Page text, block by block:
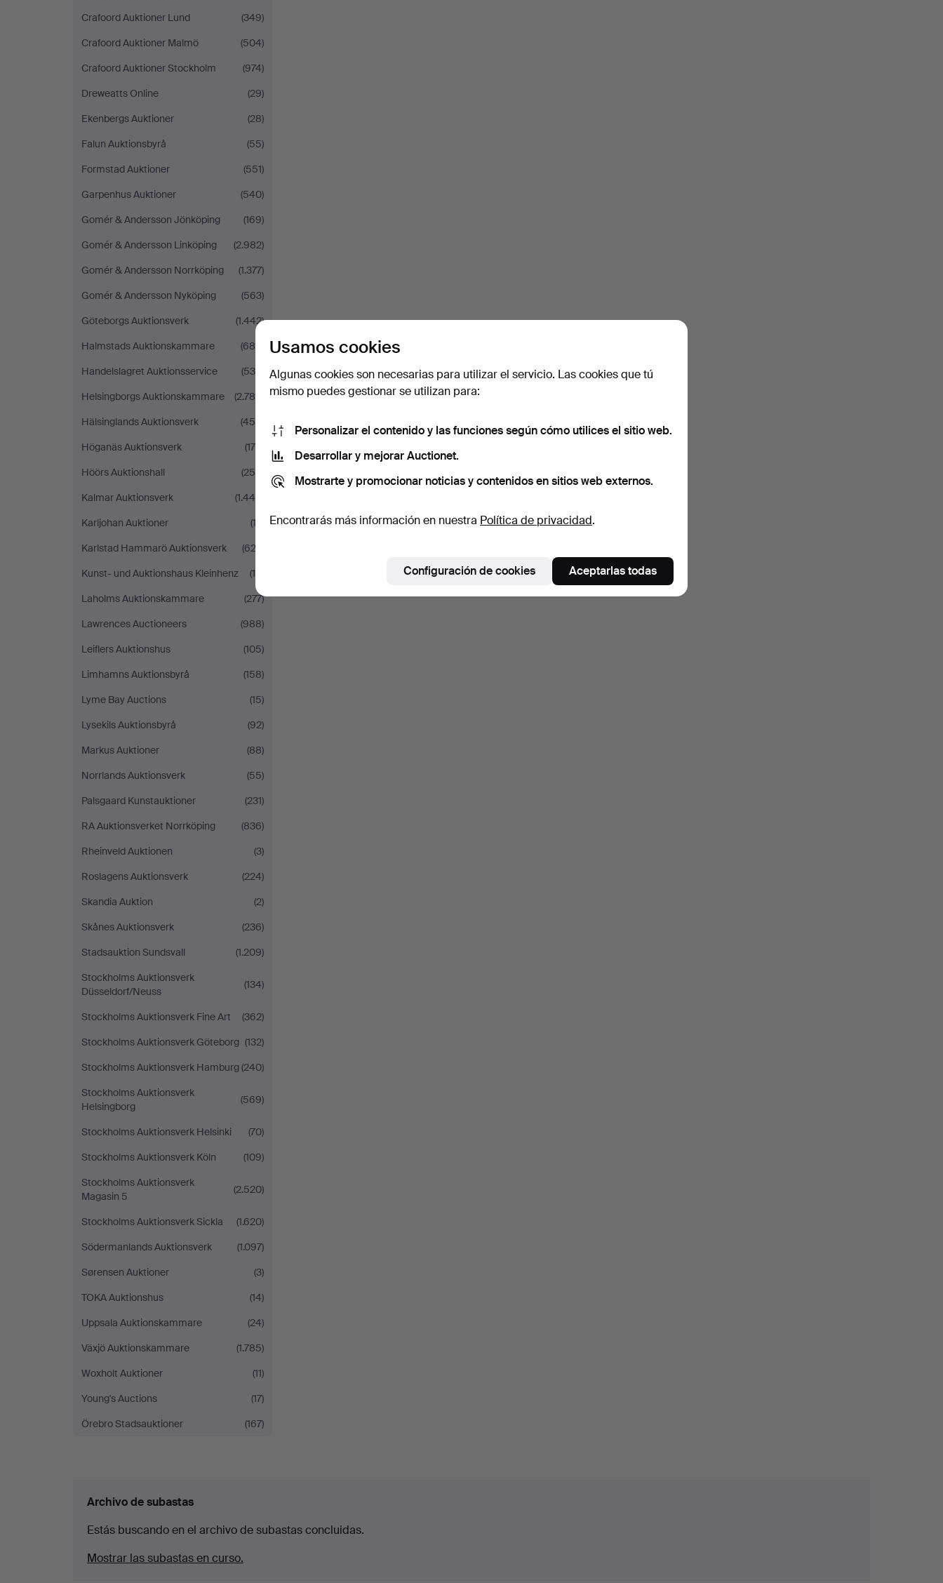
Crafoord Auktioner Lund
(349)
Crafoord Auktioner Malmö
(504)
Crafoord Auktioner Stockholm
(974)
Dreweatts Online
(29)
Ekenbergs Auktioner
(28)
Falun Auktionsbyrå
(55)
Formstad Auktioner
(551)
Garpenhus Auktioner
(540)
Gomér & Andersson Jönköping
(169)
Gomér & Andersson Linköping
(2.982)
Gomér & Andersson Norrköping
(1.377)
Gomér & Andersson Nyköping
(563)
Göteborgs Auktionsverk
(1.442)
Halmstads Auktionskammare
(680)
Handelslagret Auktionsservice
(538)
Helsingborgs Auktionskammare
(2.785)
Hälsinglands Auktionsverk
(454)
Höganäs Auktionsverk
(179)
Höörs Auktionshall
(254)
Kalmar Auktionsverk
(1.446)
Karljohan Auktioner
(12)
Karlstad Hammarö Auktionsverk
(622)
Kunst- und Auktionshaus Kleinhenz
(16)
Laholms Auktionskammare
(277)
Lawrences Auctioneers
(988)
Leiflers Auktionshus
(105)
Limhamns Auktionsbyrå
(158)
Lyme Bay Auctions
(15)
Lysekils Auktionsbyrå
(92)
Markus Auktioner
(88)
Norrlands Auktionsverk
(55)
Palsgaard Kunstauktioner
(231)
RA Auktionsverket Norrköping
(836)
Rheinveld Auktionen
(3)
Roslagens Auktionsverk
(224)
Skandia Auktion
(2)
Skånes Auktionsverk
(236)
Stadsauktion Sundsvall
(1.209)
Stockholms Auktionsverk
Düsseldorf/Neuss
(134)
Stockholms Auktionsverk Fine Art
(362)
Stockholms Auktionsverk Göteborg (132)
Stockholms Auktionsverk Hamburg(240)
Stockholms Auktionsverk
Helsingborg
(569)
Stockholms Auktionsverk Helsinki
(70)
Stockholms Auktionsverk Köln
(109)
Stockholms Auktionsverk
Magasin 5
(2.520)
Stockholms Auktionsverk Sickla
(1.620)
Södermanlands Auktionsverk
(1.097)
Sørensen Auktioner
(3)
TOKA Auktionshus
(14)
Uppsala Auktionskammare
(24)
Växjö Auktionskammare
(1.785)
Woxholt Auktioner
(11)
Young's Auctions
(17)
Örebro Stadsauktioner
(167)
Archivo de subastas
Estás buscando en el archivo de subastas concluidas.
Mostrar las subastas en curso.
Usamos cookies
Algunas cookies son necesarias para utilizar el servicio. Las cookies que tú
mismo puedes gestionar se utilizan para:
Personalizar el contenido y las funciones según cómo utilices el sitio web.
Desarrollar y mejorar Auctionet.
Mostrarte y promocionar noticias y contenidos en sitios web externos.
Encontrarás más información en nuestra Política de privacidad.
Configuración de cookies Aceptarlas todas